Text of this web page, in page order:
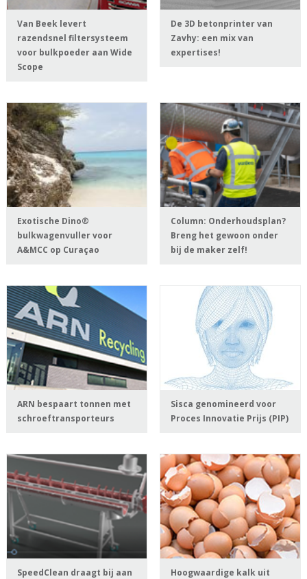
Van Beek levert
razendsnel filtersysteem
voor bulkpoeder aan Wide
Scope
De 3D betonprinter van
Zavhy: een mix van
expertises!
Exotische Dino®
bulkwagenvuller voor
A&MCC op Curaçao
Column: Onderhoudsplan?
Breng het gewoon onder
bij de maker zelf!
ARN bespaart tonnen met
schroeftransporteurs
Sisca genomineerd voor
Proces Innovatie Prijs (PIP)
SpeedClean draagt bij aan
Hoogwaardige kalk uit